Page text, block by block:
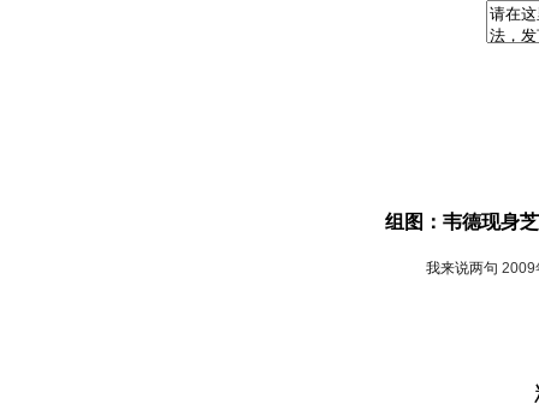
组图：韦德现身
我来说两句 2009